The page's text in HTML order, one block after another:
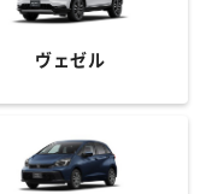
ヴェゼル